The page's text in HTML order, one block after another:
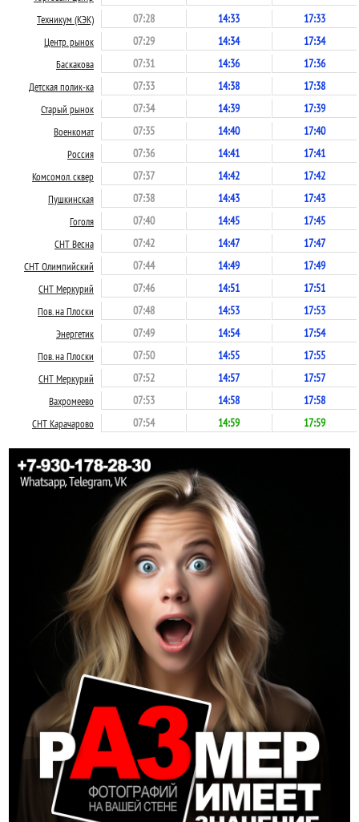
Техникум (КЭК) 07:28 14:33 17:33
Центр. рынок 07:29 14:34 17:34
Баскакова 07:31 14:36 17:36
Детская полик-ка 07:33 14:38 17:38
Старый рынок 07:34 14:39 17:39
Военкомат 07:35 14:40 17:40
Россия 07:36 14:41 17:41
Комсомол. сквер 07:37 14:42 17:42
Пушкинская 07:38 14:43 17:43
Гоголя 07:40 14:45 17:45
СНТ Весна 07:42 14:47 17:47
СНТ Олимпийский 07:44 14:49 17:49
СНТ Меркурий 07:46 14:51 17:51
Пов. на Плоски 07:48 14:53 17:53
Энергетик 07:49 14:54 17:54
Пов. на Плоски 07:50 14:55 17:55
СНТ Меркурий 07:52 14:57 17:57
Вахромеево 07:53 14:58 17:58
СНТ Карачарово 07:54 14:59 17:59